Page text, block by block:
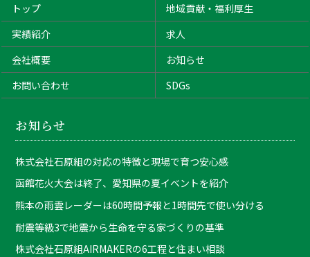
トップ
地域貢献・福利厚生
実績紹介
求人
会社概要
お知らせ
お問い合わせ
SDGs
お知らせ
株式会社石原組の対応の特徴と現場で育つ安心感
函館花火大会は終了、愛知県の夏イベントを紹介
熊本の雨雲レーダーは60時間予報と1時間先で使い分ける
耐震等級3で地震から生命を守る家づくりの基準
株式会社石原組AIRMAKERの6工程と住まい相談